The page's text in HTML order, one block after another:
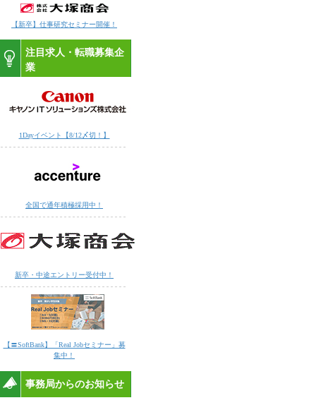
【新卒】仕事研究セミナー開催！
注目求人・転職募集企
業
1Dayイベント【8/12〆切！】
全国で通年積極採用中！
新卒・中途エントリー受付中！
【〓SoftBank】「Real Jobセミナー」募
集中！
事務局からのお知らせ